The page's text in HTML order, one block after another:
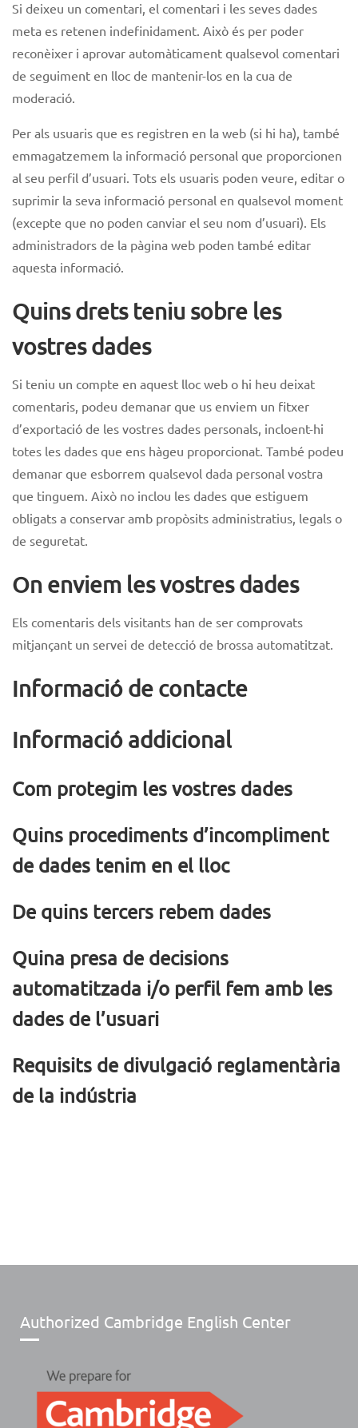
Si deixeu un comentari, el comentari i les seves dades
meta es retenen indefinidament. Això és per poder
reconèixer i aprovar automàticament qualsevol comentari
de seguiment en lloc de mantenir-los en la cua de
moderació.
Per als usuaris que es registren en la web (si hi ha), també
emmagatzemem la informació personal que proporcionen
al seu perfil d’usuari. Tots els usuaris poden veure, editar o
suprimir la seva informació personal en qualsevol moment
(excepte que no poden canviar el seu nom d’usuari). Els
administradors de la pàgina web poden també editar
aquesta informació.
Quins drets teniu sobre les
vostres dades
Si teniu un compte en aquest lloc web o hi heu deixat
comentaris, podeu demanar que us enviem un fitxer
d’exportació de les vostres dades personals, incloent-hi
totes les dades que ens hàgeu proporcionat. També podeu
demanar que esborrem qualsevol dada personal vostra
que tinguem. Això no inclou les dades que estiguem
obligats a conservar amb propòsits administratius, legals o
de seguretat.
On enviem les vostres dades
Els comentaris dels visitants han de ser comprovats
mitjançant un servei de detecció de brossa automatitzat.
Informació de contacte
Informació addicional
Com protegim les vostres dades
Quins procediments d’incompliment
de dades tenim en el lloc
De quins tercers rebem dades
Quina presa de decisions
automatitzada i/o perfil fem amb les
dades de l’usuari
Requisits de divulgació reglamentària
de la indústria
Authorized Cambridge English Center